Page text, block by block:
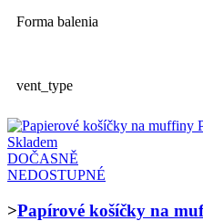
Forma balenia
vent_type
Skladem
DOČASNĚ
NEDOSTUPNÉ
>Papírové košíčky na